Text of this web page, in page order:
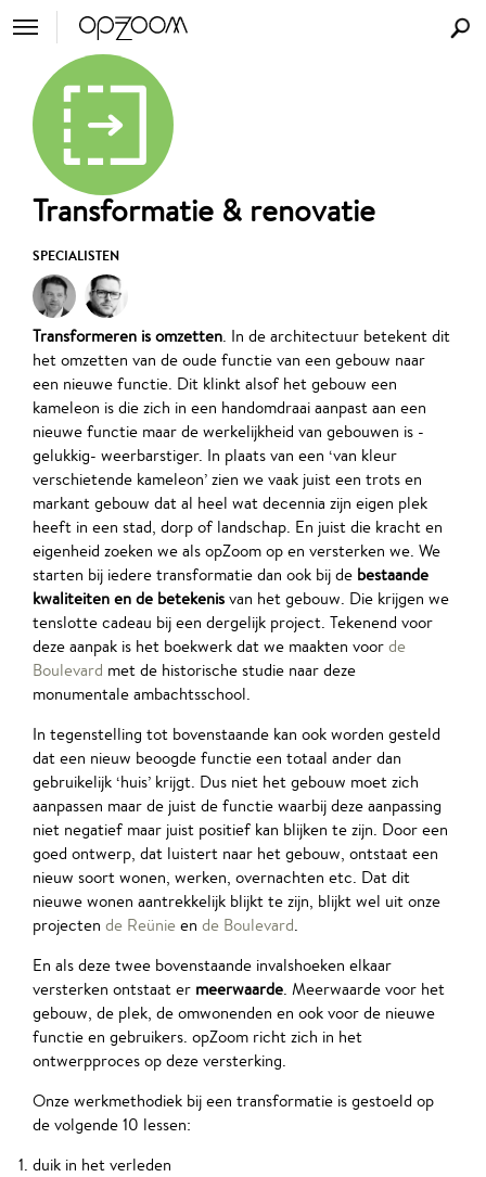
Transformatie & renovatie
SPECIALISTEN
Transformeren is omzetten. In de architectuur betekent dit
het omzetten van de oude functie van een gebouw naar
een nieuwe functie. Dit klinkt alsof het gebouw een
kameleon is die zich in een handomdraai aanpast aan een
nieuwe functie maar de werkelijkheid van gebouwen is -
gelukkig- weerbarstiger. In plaats van een ‘van kleur
verschietende kameleon’ zien we vaak juist een trots en
markant gebouw dat al heel wat decennia zijn eigen plek
heeft in een stad, dorp of landschap. En juist die kracht en
eigenheid zoeken we als opZoom op en versterken we. We
starten bij iedere transformatie dan ook bij de bestaande
kwaliteiten en de betekenis van het gebouw. Die krijgen we
tenslotte cadeau bij een dergelijk project. Tekenend voor
deze aanpak is het boekwerk dat we maakten voor de
Boulevard met de historische studie naar deze
monumentale ambachtsschool.
In tegenstelling tot bovenstaande kan ook worden gesteld
dat een nieuw beoogde functie een totaal ander dan
gebruikelijk ‘huis’ krijgt. Dus niet het gebouw moet zich
aanpassen maar de juist de functie waarbij deze aanpassing
niet negatief maar juist positief kan blijken te zijn. Door een
goed ontwerp, dat luistert naar het gebouw, ontstaat een
nieuw soort wonen, werken, overnachten etc. Dat dit
nieuwe wonen aantrekkelijk blijkt te zijn, blijkt wel uit onze
projecten de Reünie en de Boulevard.
En als deze twee bovenstaande invalshoeken elkaar
versterken ontstaat er meerwaarde. Meerwaarde voor het
gebouw, de plek, de omwonenden en ook voor de nieuwe
functie en gebruikers. opZoom richt zich in het
ontwerpproces op deze versterking.
Onze werkmethodiek bij een transformatie is gestoeld op
de volgende 10 lessen:
duik in het verleden